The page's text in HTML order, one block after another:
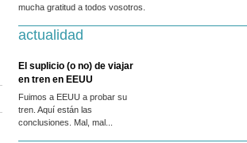
mucha gratitud a todos vosotros.
actualidad
El suplicio (o no) de viajar
en tren en EEUU
Fuimos a EEUU a probar su
tren. Aquí están las
conclusiones. Mal, mal...